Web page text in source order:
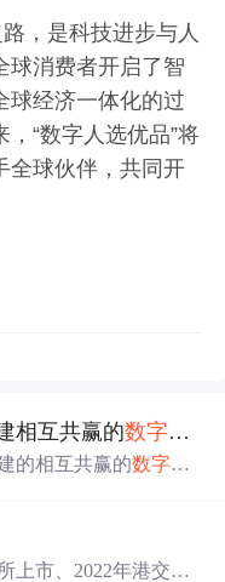
，是科技进步与人
球消费者开启了智
球经济一体化的过
“数字人选优品”将
全球伙伴，共同开
相互共赢的数字化优
的相互共赢的数字化
的
一幅全 新的图景。：
上市、2022年港交所